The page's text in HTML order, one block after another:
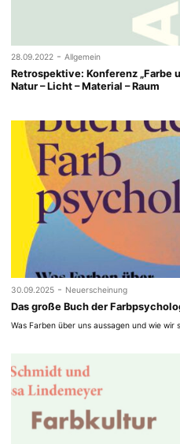
28.09.2022 - Allgemein
Retrospektive: Konferenz „Farbe
Natur – Licht – Material – Raum
30.09.2025 - Neuerscheinung
Das große Buch der
Was Farben über uns aussagen und wie